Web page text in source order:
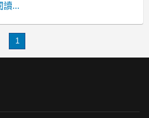
著全球貿易緊張局勢升高，
能的報復性關稅清單中剔除。這
讀...
1